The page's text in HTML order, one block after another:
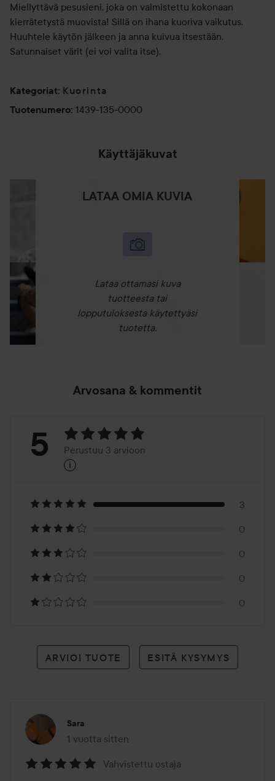
Miellyttävä pesusieni, joka on valmistettu kokonaan
kierrätetystä muovista! Sillä on ihana kuoriva vaikutus.
Huuhtele käytön jälkeen ja anna kuivua itsestään.
Satunnaiset värit (ei voi valita itse).
Kategoriat: Kuorinta
Tuotenumero: 1439-135-0000
Käyttäjäkuvat
LATAA OMIA KUVIA
Lataa ottamasi kuva
tuotteesta tai
lopputuloksesta käytettyäsi
tuotetta.
Arvosana & kommentit
Arvosana:
Perustuu
3
arvioon
5 Perustuu 3 arvioon
i
3
0
0
0
0
ARVIOI TUOTE ESITÄ KYSYMYS
Sara
1 vuotta sitten
Viesti luotiin 1 vuotta sitten
Vahvistettu ostaja